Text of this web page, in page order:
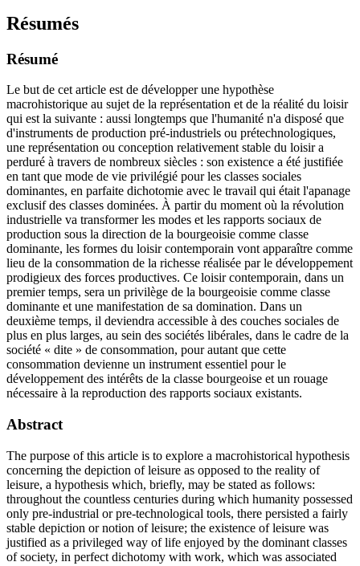
Résumés
Résumé
Le but de cet article est de développer une hypothèse
macrohistorique au sujet de la représentation et de la réalité du loisir
qui est la suivante : aussi longtemps que l'humanité n'a disposé que
d'instruments de production pré-industriels ou prétechnologiques,
une représentation ou conception relativement stable du loisir a
perduré à travers de nombreux siècles : son existence a été justifiée
en tant que mode de vie privilégié pour les classes sociales
dominantes, en parfaite dichotomie avec le travail qui était l'apanage
exclusif des classes dominées. À partir du moment où la révolution
industrielle va transformer les modes et les rapports sociaux de
production sous la direction de la bourgeoisie comme classe
dominante, les formes du loisir contemporain vont apparaître comme
lieu de la consommation de la richesse réalisée par le développement
prodigieux des forces productives. Ce loisir contemporain, dans un
premier temps, sera un privilège de la bourgeoisie comme classe
dominante et une manifestation de sa domination. Dans un
deuxième temps, il deviendra accessible à des couches sociales de
plus en plus larges, au sein des sociétés libérales, dans le cadre de la
société « dite » de consommation, pour autant que cette
consommation devienne un instrument essentiel pour le
développement des intérêts de la classe bourgeoise et un rouage
nécessaire à la reproduction des rapports sociaux existants.
Abstract
The purpose of this article is to explore a macrohistorical hypothesis
concerning the depiction of leisure as opposed to the reality of
leisure, a hypothesis which, briefly, may be stated as follows:
throughout the countless centuries during which humanity possessed
only pre-industrial or pre-technological tools, there persisted a fairly
stable depiction or notion of leisure; the existence of leisure was
justified as a privileged way of life enjoyed by the dominant classes
of society, in perfect dichotomy with work, which was associated